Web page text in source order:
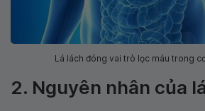
Lá lách đóng vai trò lọc máu trong
2. Nguyên nhân của